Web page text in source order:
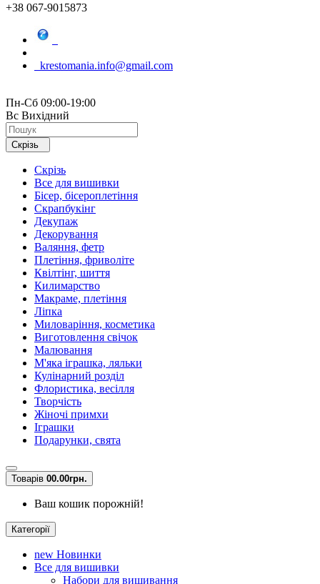
+38 067-9015873
krestomania.info@gmail.com
Пн-Сб 09:00-19:00
Вс Вихідний
Скрізь
Скрізь
Все для вишивки
Бісер, бісероплетіння
Скрапбукінг
Декупаж
Декорування
Валяння, фетр
Плетіння, фриволіте
Квілтінг, шиття
Килимарство
Макраме, плетіння
Ліпка
Миловаріння, косметика
Виготовлення свічок
Малювання
М'яка іграшка, ляльки
Кулінарний розділ
Флористика, весілля
Творчість
Жіночі примхи
Іграшки
Подарунки, свята
Товарів 00.00грн.
Ваш кошик порожній!
Категорії
new Новинки
Все для вишивки
Набори для вишивання